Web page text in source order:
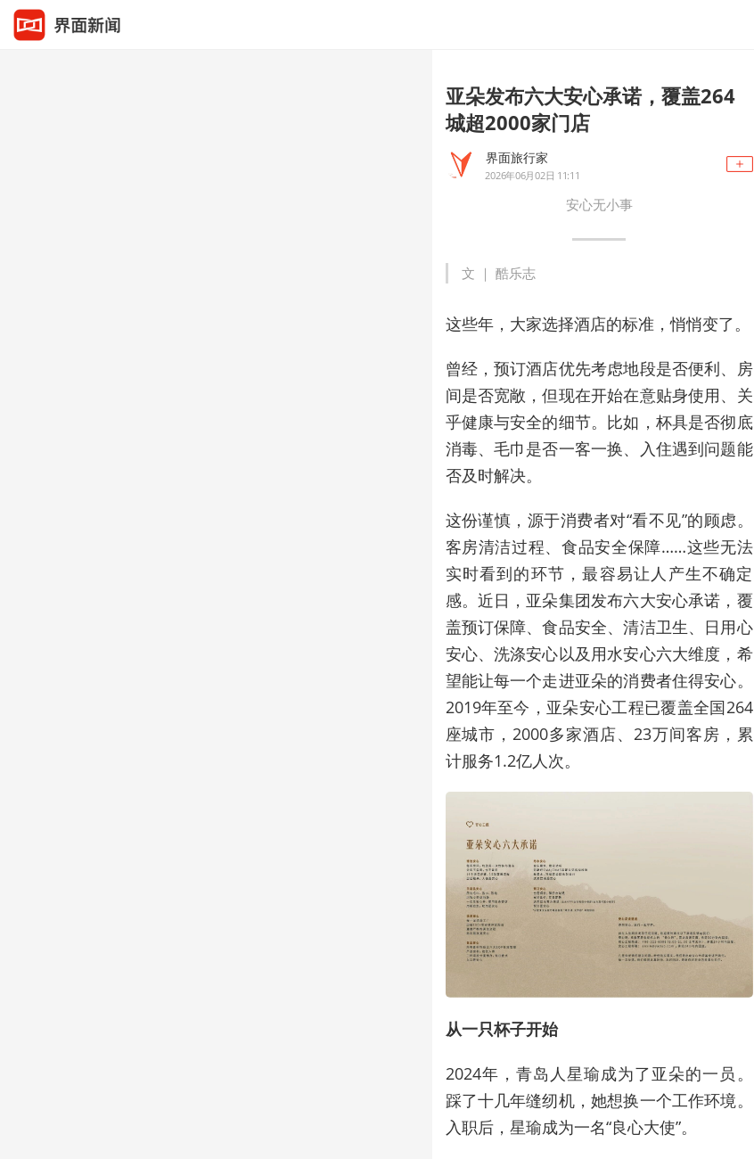
亚朵发布六大安心承诺，覆盖264
城超2000家门店
界面旅行家
2026年06月02日 11:11
安心无小事
文 ｜ 酷乐志
这些年，大家选择酒店的标准，悄悄变了。
曾经，预订酒店优先考虑地段是否便利、房
间是否宽敞，但现在开始在意贴身使用、关
乎健康与安全的细节。比如，杯具是否彻底
消毒、毛巾是否一客一换、入住遇到问题能
否及时解决。
这份谨慎，源于消费者对“看不见”的顾虑。
客房清洁过程、食品安全保障……这些无法
实时看到的环节，最容易让人产生不确定
感。近日，亚朵集团发布六大安心承诺，覆
盖预订保障、食品安全、清洁卫生、日用心
安心、洗涤安心以及用水安心六大维度，希
望能让每一个走进亚朵的消费者住得安心。
2019年至今，亚朵安心工程已覆盖全国264
座城市， 2000多家酒店、 23万间客房，累
计服务1.2亿人次。
从一只杯子开始
2024年，青岛人星瑜成为了亚朵的一员。
踩了十几年缝纫机，她想换一个工作环境。
入职后，星瑜成为一名“良心大使”。